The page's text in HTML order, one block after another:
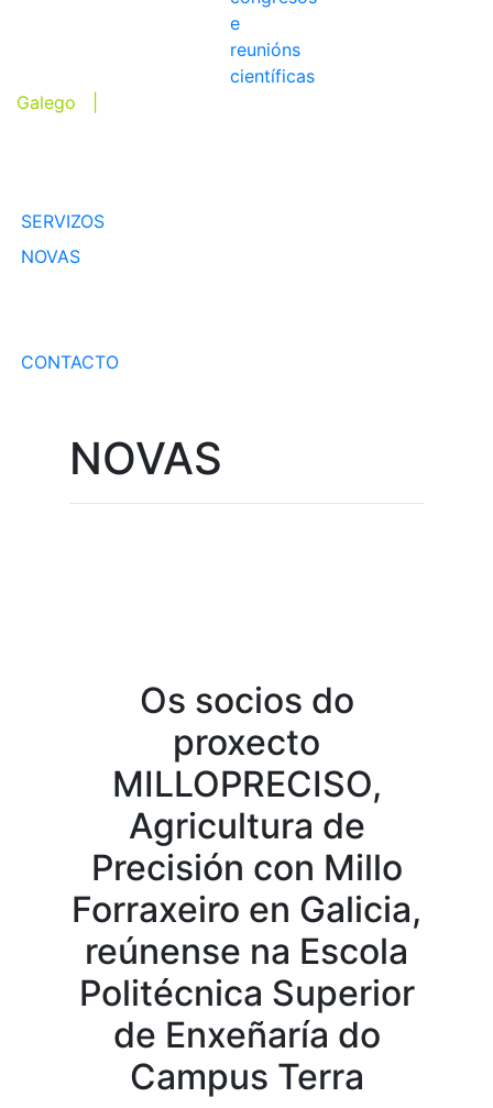
e
reunións
científicas
Galego |
SERVIZOS
NOVAS
CONTACTO
NOVAS
Os socios do
proxecto
MILLOPRECISO,
Agricultura de
Precisión con Millo
Forraxeiro en Galicia,
reúnense na Escola
Politécnica Superior
de Enxeñaría do
Campus Terra